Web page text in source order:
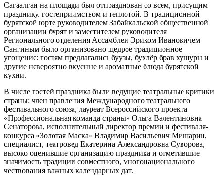
Сагаалган на площади был отпразднован со всем, присущим
празднику, гостеприимством и теплотой. В традиционной
бурятской юрте руководителем Забайкальской общественной
организации бурят и заместителем руководителя
Регионального отделения Ассамблеи Эриком Ивановичем
Сангиным было организовано щедрое традиционное
угощение: гостям предлагались буузы, бухлёр брав хушуры и
другие невероятно вкусные и ароматные блюда бурятской
кухни.
В числе гостей праздника были ведущие театральные критики
страны: член правления Международного театрального
фестивального союза, лауреат Всероссийского проекта
«Профессиональная команда страны» Ольга Валентиновна
Сенаторова, исполнительный директор премии и фестиваля-
конкурса «Золотая Маска» Владимир Васильевич Мишарин,
специалист, театровед Екатерина Александровна Суворова,
высоко оценившие организацию праздника и отметившие
значимость традиции совместного, многонационального
чествования важных календарных дат.